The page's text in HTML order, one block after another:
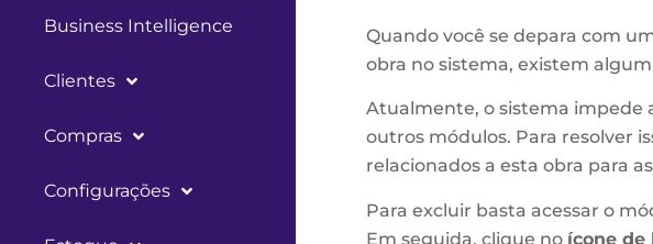
Business Intelligence
Clientes
Compras
Configurações
Quando você se depara com
obra no sistema, existem
Atualmente, o sistema impede
outros módulos. Para resolver
relacionados a esta obra para
Para excluir basta acessar o
Em seguida, clique no ícone de